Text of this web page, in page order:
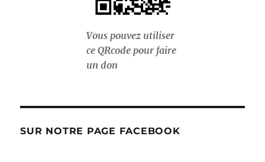
Vous pouvez utiliser
ce QRcode pour faire
un don
SUR NOTRE PAGE FACEBOOK